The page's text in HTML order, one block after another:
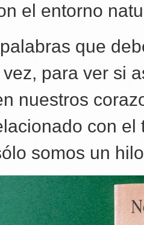
el entorno
que
para ver si
nuestros
con el
somos un